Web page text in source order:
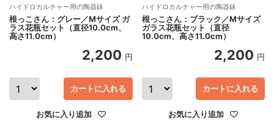
ハイドロカルチャー用の陶器鉢
根っこさん：グレー／Mサイズ ガ
ラス花瓶セット（直径10.0cm、
高さ11.0cm）
2,200 円
カートに入れる
お気に入り追加
ハイドロカルチャー用の陶器鉢
根っこさん：ブラック／Mサイズ
ガラス花瓶セット（直径
10.0cm、高さ11.0cm）
2,200 円
カートに入れる
お気に入り追加